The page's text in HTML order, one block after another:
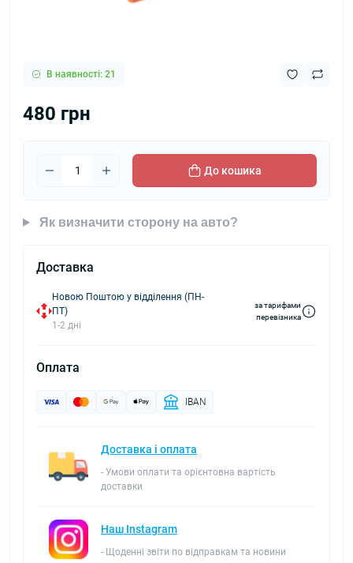
В наявності: 21
480 грн
До кошика
Як визначити сторону на авто?
Доставка
Новою Поштою у відділення (ПН-
ПТ)
1-2 дні
за тарифами
перевізника
Оплата
IBAN
Доставка і оплата
- Умови оплати та орієнтовна вартість
доставки
Наш Instagram
- Щоденні звіти по відправкам та новини